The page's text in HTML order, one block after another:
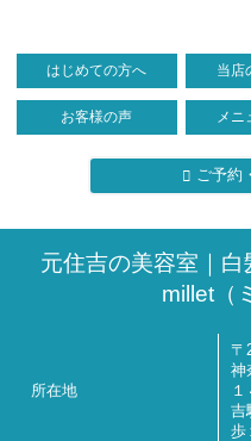
はじめての方へ 当店
お客様の声 メニ
ご予約
元住吉の美容室｜
millet（
所在地
〒
神
吉
歩